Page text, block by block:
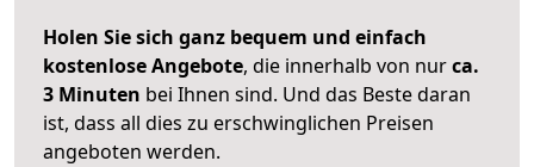
Holen Sie sich ganz bequem und einfach
kostenlose Angebote, die innerhalb von nurca.
3 Minuten bei Ihnen sind. Und das Beste daran
ist, dass all dies zu erschwinglichen Preisen
angeboten werden.